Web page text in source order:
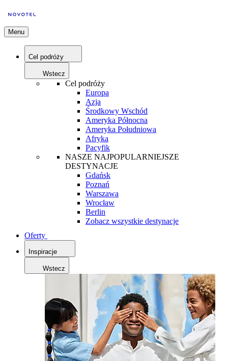
Menu
Cel podróży
Wstecz
Cel podróży
Europa
Azja
Środkowy Wschód
Ameryka Północna
Ameryka Południowa
Afryka
Pacyfik
NASZE NAJPOPULARNIEJSZE
DESTYNACJE
Gdańsk
Poznań
Warszawa
Wrocław
Berlin
Zobacz wszystkie destynacje
Oferty
Inspiracje
Wstecz